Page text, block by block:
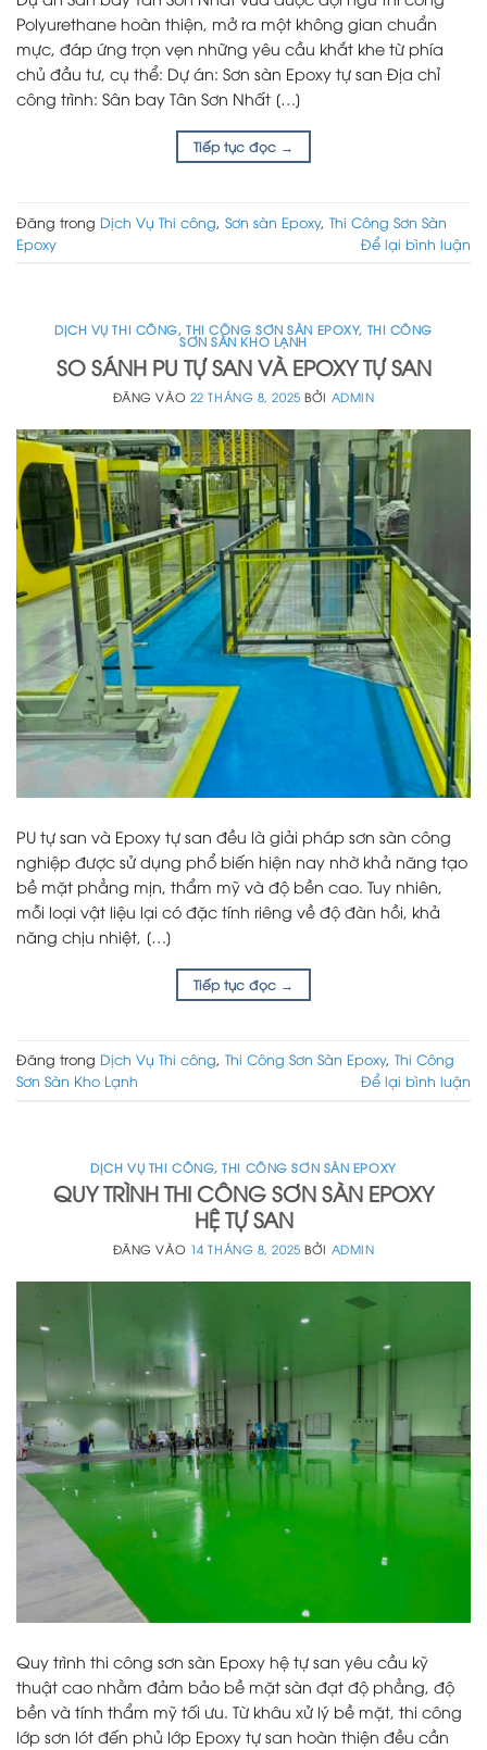
Polyurethane hoàn thiện, mở ra một không gian chuẩn
mực, đáp ứng trọn vẹn những yêu cầu khắt khe từ phía
chủ đầu tư, cụ thể: Dự án: Sơn sàn Epoxy tự san Địa chỉ
công trình: Sân bay Tân Sơn Nhất […]
Tiếp tục đọc →
Đăng trong Dịch Vụ Thi công Sơn sàn Epoxy, Thi Công Sơn Sàn
Epoxy
Để lại bình luận
DỊCH VỤ THI CÔNG,THI CÔNG SƠN SÀN EPOXY, THI CÔNG
SƠN SÀN KHO LẠNH
SO SÁNH PU TỰ SAN VÀ EPOXY TỰ SAN
ĐĂNG VÀO 22 THÁNG 8, 2025 BỞI ADMIN
PU tự san và Epoxy tự san đều là giải pháp sơn sàn công
nghiệp được sử dụng phổ biến hiện nay nhờ khả năng tạo
bề mặt phẳng mịn, thẩm mỹ và độ bền cao. Tuy nhiên,
mỗi loại vật liệu lại có đặc tính riêng về độ đàn hồi, khả
năng chịu nhiệt, […]
Tiếp tục đọc →
Đăng trong Dịch Vụ Thi công, Thi Công Sơn Sàn Epoxy, Thi Công
Sơn Sàn Kho Lạnh
Để lại bình luận
DỊCH VỤ THI CÔNG ,THI CÔNG SƠN SÀN EPOXY
QUY TRÌNH THI CÔNG SƠN SÀN EPOXY
HỆ TỰ SAN
ĐĂNG VÀO 14 THÁNG 8, 2025 BỞI ADMIN
Quy trình thi công sơn sàn Epoxy hệ tự san yêu cầu kỹ
thuật cao nhằm đảm bảo bề mặt sàn đạt độ phẳng, độ
bền và tính thẩm mỹ tối ưu. Từ khâu xử lý bề mặt, thi công
lớp sơn lót đến phủ lớp Epoxy tự san hoàn thiện đều cần